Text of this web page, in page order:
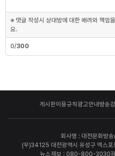
※ 댓글 작성시 상대방에 대한 배려와 책임
요.
0/300
게시판이용규칙광고안내방송
회사명 : 대전문화방
(우)34125 대전광역시 유성구 엑스포
뉴스제보 : 080-800-3030